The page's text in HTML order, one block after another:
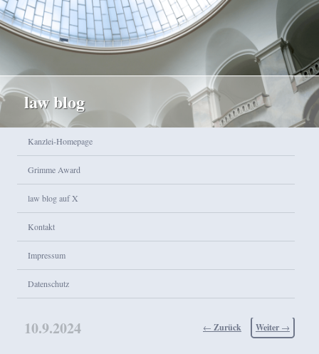
law blog
Zum Inhalt wechseln
Zum sekundären Inhalt wechseln
Kanzlei-Homepage
Grimme Award
law blog auf X
Kontakt
Impressum
Datenschutz
Beitragsnavigation
← Zurück Weiter →
10.9.2024